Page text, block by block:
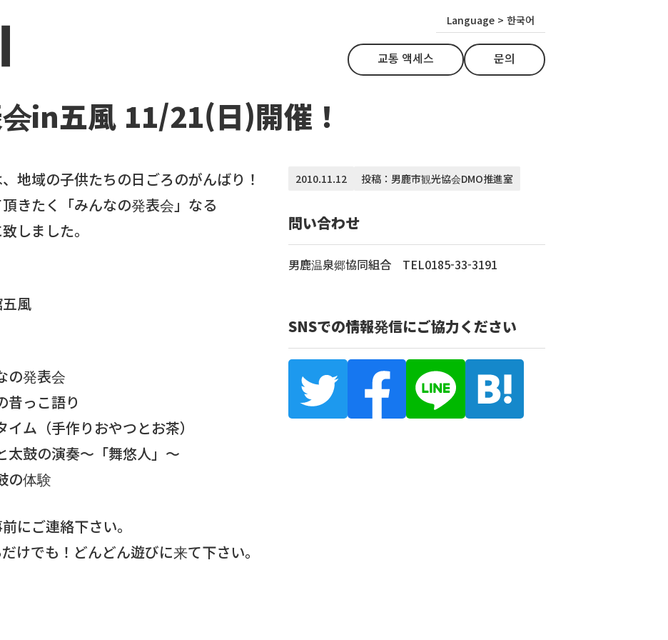
Language > 한국어
교통 액세스 문의
in五風 11/21(日)開催！
地域の子供たちの日ごろのがんばり！
きたく「みんなの発表会」なる
しました。
風
発表会
っこ語り
（手作りおやつとお茶）
鼓の演奏～「舞悠人」～
体験
にご連絡下さい。
けでも！どんどん遊びに来て下さい。
2010.11.12 投稿：男鹿市観光協会DMO推進室
問い合わせ
男鹿温泉郷協同組合 TEL0185-33-3191
SNSでの情報発信にご協力ください